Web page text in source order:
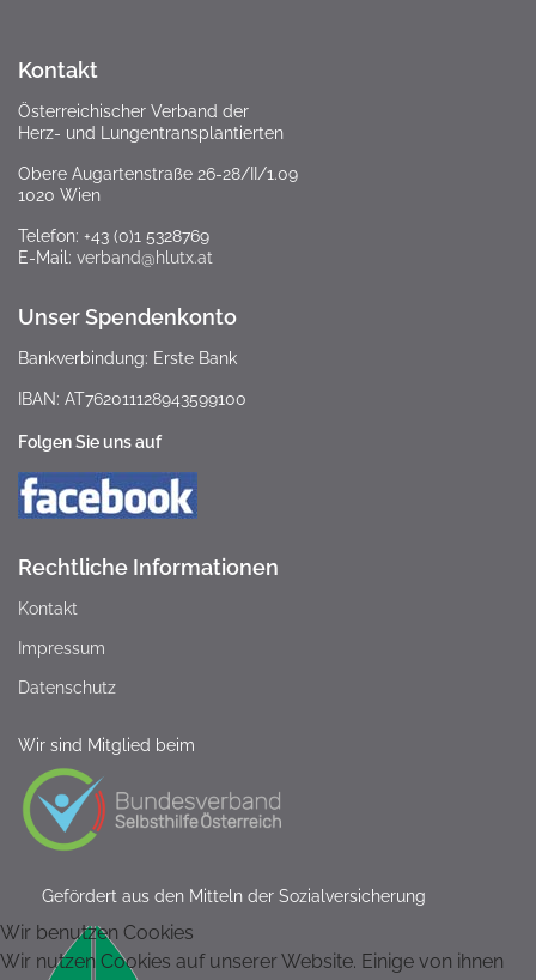
Kontakt
Österreichischer Verband der
Herz- und Lungentransplantierten
Obere Augartenstraße 26-28/II/1.09
1020 Wien
Telefon: +43 (0)1 5328769
E-Mail: verband@hlutx.at
Unser Spendenkonto
Bankverbindung: Erste Bank
IBAN: AT762011128943599100
Folgen Sie uns auf
Rechtliche Informationen
Kontakt
Impressum
Datenschutz
Wir sind Mitglied beim
Gefördert aus den Mitteln der Sozialversicherung
Wir benutzen Cookies
Wir nutzen Cookies auf unserer Website. Einige von ihnen